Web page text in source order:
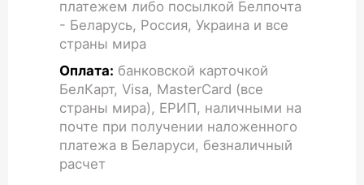
платежем либо посылкой Белпочта
- Беларусь, Россия, Украина и все
страны мира
Оплата: банковской карточкой
БелКарт, Visa, MasterCard (все
страны мира), ЕРИП, наличными на
почте при получении наложенного
платежа в Беларуси, безналичный
расчет